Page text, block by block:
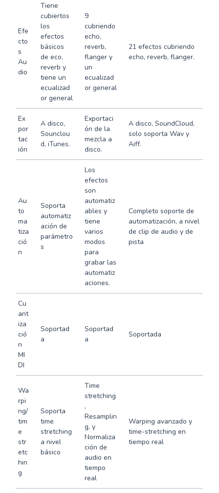
Efe
cto
s
Au
dio
Tiene
cubiertos
los
efectos
básicos
de eco,
reverb y
tiene un
ecualizad
or general
9
cubriendo
echo,
reverb,
flanger y
un
ecualizad
or general
21 efectos cubriendo
echo, reverb, flanger.
Ex
por
tac
ión
A disco,
Sounclou
d, iTunes.
Exportaci
ón de la
mezcla a
disco.
A disco, SoundCloud,
solo soporta Wav y
Aiff.
Au
to
ma
tiza
ció
n
Soporta
automatiz
ación de
parámetro
s
Los
efectos
son
automatiz
ables y
tiene
varios
modos
para
grabar las
automatiz
aciones.
Completo soporte de
automatización, a nivel
de clip de audio y de
pista
Cu
ant
iza
ció
n
MI
DI
Soportad
a
Soportad
a
Soportada
Wa
rpi
ng/
tim
e
str
etc
hin
g
Soporta
time
stretching
a nivel
básico
Time
stretching
,
Resamplin
g, y
Normaliza
ción de
audio en
tiempo
real
Warping avanzado y
time-stretching en
tiempo real